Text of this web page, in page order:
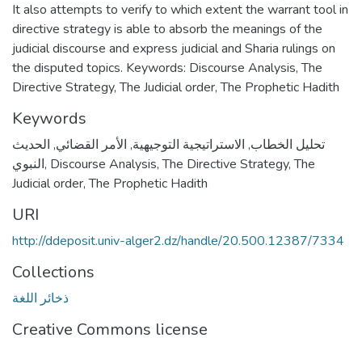
It also attempts to verify to which extent the warrant tool in
directive strategy is able to absorb the meanings of the
judicial discourse and express judicial and Sharia rulings on
the disputed topics. Keywords: Discourse Analysis, The
Directive Strategy, The Judicial order, The Prophetic Hadith
Keywords
تحليل الخطاب, الاستراتيجية التوجيهية, الأمر القضائي, الحديث
النبوي, Discourse Analysis,The Directive Strategy,The
Judicial order,The Prophetic Hadith
URI
http://ddeposit.univ-alger2.dz/handle/20.500.12387/7334
Collections
ذخائر اللغة
Creative Commons license